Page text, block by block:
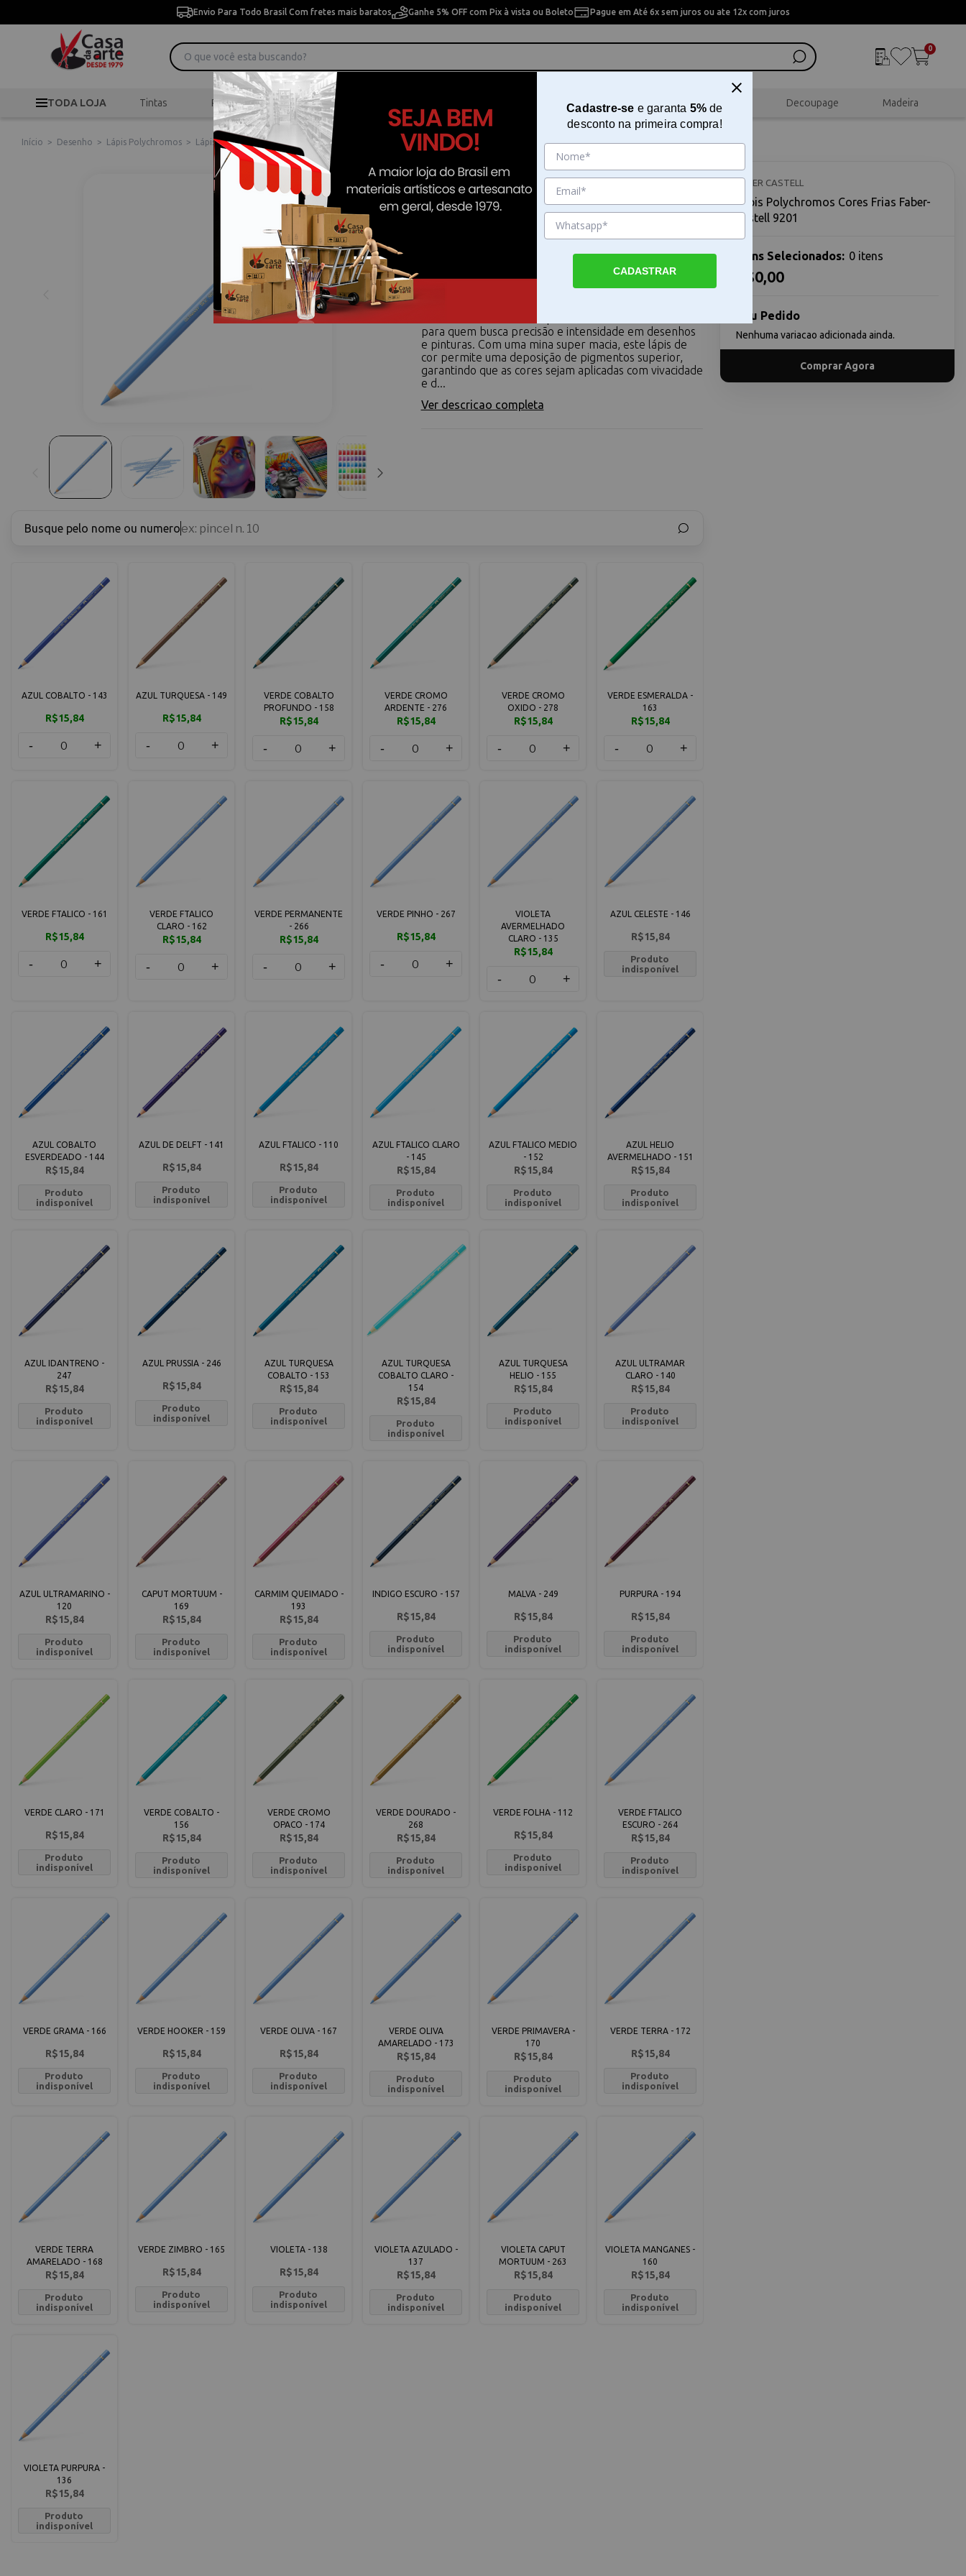
Envio Para Todo Brasil Com fretes mais baratos Ganhe 5% OFF com Pix à vista ou Boleto Pague em Até 6x sem juros ou ate 12x com juros
0
TODA LOJA Tintas Pincéis Desenho Pintura Artesanal Scrapbook Decoupage Madeira
Início > Desenho > Lápis Polychromos > Lápis Polychromos Cores Frias Faber-castell 9201
Lápis Polychromos Cores Frias Faber-
castell 9201
Lápis Polychromos Cores Frias Faber-castell 9201 O
para quem busca precisão e intensidade em desenhos
e pinturas. Com uma mina super macia, este lápis de
cor permite uma deposição de pigmentos superior,
garantindo que as cores sejam aplicadas com vivacidade
e d...
Ver descricao completa
FABER CASTELL
Lápis Polychromos Cores Frias Faber-
castell 9201
Itens Selecionados: 0 itens
R$0,00
Seu Pedido
Nenhuma variacao adicionada ainda.
Comprar Agora
Busque pelo nome ou numero
AZUL COBALTO - 143
R$15,84
- +
AZUL TURQUESA - 149
R$15,84
- +
VERDE COBALTO
PROFUNDO - 158
R$15,84
- +
VERDE CROMO
ARDENTE - 276
R$15,84
- +
VERDE CROMO
OXIDO - 278
R$15,84
- +
VERDE ESMERALDA -
163
R$15,84
- +
VERDE FTALICO - 161
R$15,84
- +
VERDE FTALICO
CLARO - 162
R$15,84
- +
VERDE PERMANENTE
- 266
R$15,84
- +
VERDE PINHO - 267
R$15,84
- +
VIOLETA
AVERMELHADO
CLARO - 135
R$15,84
- +
AZUL CELESTE - 146
R$15,84
Produto
indisponível
AZUL COBALTO
ESVERDEADO - 144
R$15,84
Produto
indisponível
AZUL DE DELFT - 141
R$15,84
Produto
indisponível
AZUL FTALICO - 110
R$15,84
Produto
indisponível
AZUL FTALICO CLARO
- 145
R$15,84
Produto
indisponível
AZUL FTALICO MEDIO
- 152
R$15,84
Produto
indisponível
AZUL HELIO
AVERMELHADO - 151
R$15,84
Produto
indisponível
AZUL IDANTRENO -
247
R$15,84
Produto
indisponível
AZUL PRUSSIA - 246
R$15,84
Produto
indisponível
AZUL TURQUESA
COBALTO - 153
R$15,84
Produto
indisponível
AZUL TURQUESA
COBALTO CLARO -
154
R$15,84
Produto
indisponível
AZUL TURQUESA
HELIO - 155
R$15,84
Produto
indisponível
AZUL ULTRAMAR
CLARO - 140
R$15,84
Produto
indisponível
AZUL ULTRAMARINO -
120
R$15,84
Produto
indisponível
CAPUT MORTUUM -
169
R$15,84
Produto
indisponível
CARMIM QUEIMADO -
193
R$15,84
Produto
indisponível
INDIGO ESCURO - 157
R$15,84
Produto
indisponível
MALVA - 249
R$15,84
Produto
indisponível
PURPURA - 194
R$15,84
Produto
indisponível
VERDE CLARO - 171
R$15,84
Produto
indisponível
VERDE COBALTO -
156
R$15,84
Produto
indisponível
VERDE CROMO
OPACO - 174
R$15,84
Produto
indisponível
VERDE DOURADO -
268
R$15,84
Produto
indisponível
VERDE FOLHA - 112
R$15,84
Produto
indisponível
VERDE FTALICO
ESCURO - 264
R$15,84
Produto
indisponível
VERDE GRAMA - 166
R$15,84
Produto
indisponível
VERDE HOOKER - 159
R$15,84
Produto
indisponível
VERDE OLIVA - 167
R$15,84
Produto
indisponível
VERDE OLIVA
AMARELADO - 173
R$15,84
Produto
indisponível
VERDE PRIMAVERA -
170
R$15,84
Produto
indisponível
VERDE TERRA - 172
R$15,84
Produto
indisponível
VERDE TERRA
AMARELADO - 168
R$15,84
Produto
indisponível
VERDE ZIMBRO - 165
R$15,84
Produto
indisponível
VIOLETA - 138
R$15,84
Produto
indisponível
VIOLETA AZULADO -
137
R$15,84
Produto
indisponível
VIOLETA CAPUT
MORTUUM - 263
R$15,84
Produto
indisponível
VIOLETA MANGANES -
160
R$15,84
Produto
indisponível
VIOLETA PURPURA -
136
R$15,84
Produto
indisponível
Cadastre-se e garanta 5%de
desconto na primeira compra!
CADASTRAR